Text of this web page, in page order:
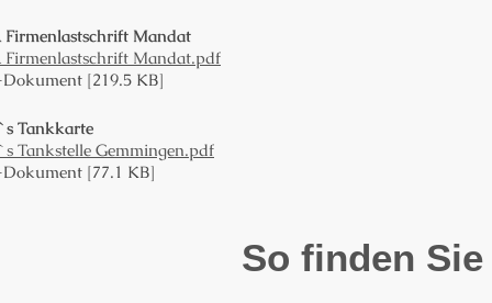
Firmenlastschrift Mandat
Firmenlastschrift Mandat.pdf
[219.5 KB]
Tankkarte
Tankstelle Gemmingen.pdf
[77.1 KB]
So finden